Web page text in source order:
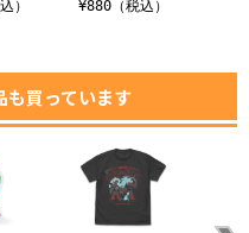
） ¥880（税込）
も買っています